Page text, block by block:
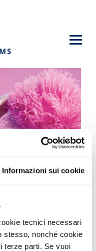
Informazioni sui cookie
tecnici necessari
stesso, nonché cookie
terze parti. Se vuoi
lisce.
LINE